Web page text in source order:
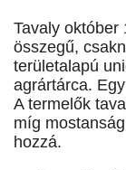
Tavaly október
összegű,
területalapú
agrártárca.
A termelők
míg
hozzá.